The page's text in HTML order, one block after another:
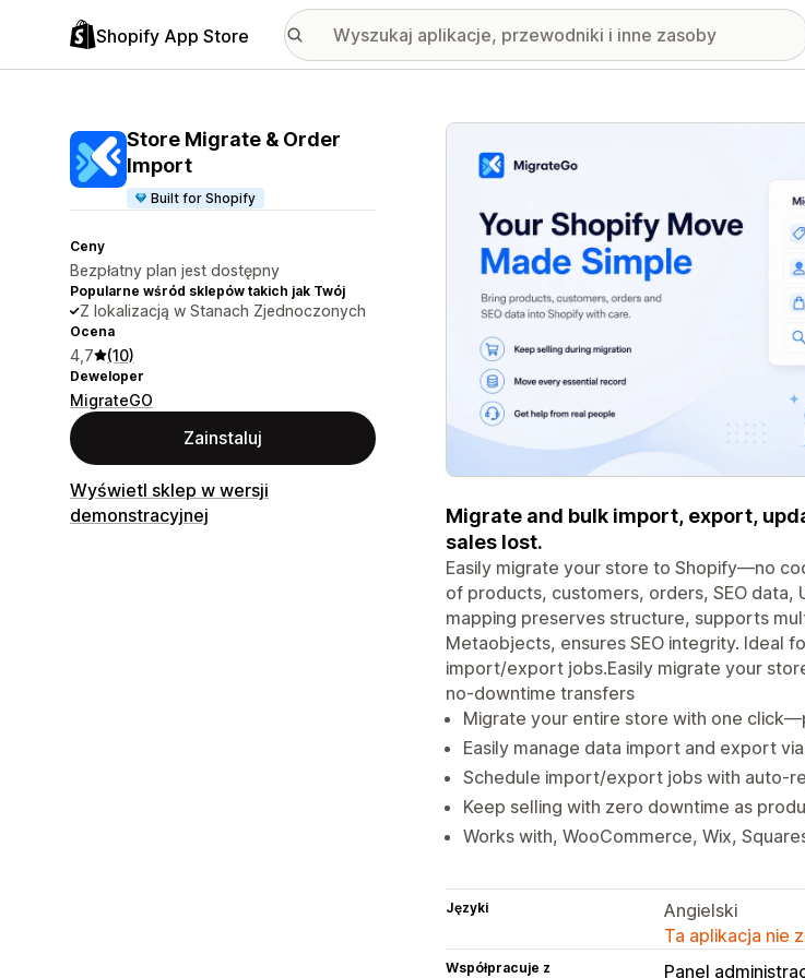
Shopify App Store
Store Migrate & Order
Import
Built for Shopify
Ceny
Bezpłatny plan jest dostępny
Popularne wśród sklepów takich jak Twój
Z lokalizacją w Stanach Zjednoczonych
Ocena
4,7 (10)
Deweloper
MigrateGO
Zainstaluj
Wyświetl sklep w wersji
demonstracyjnej
Wyróżnione obrazy w galerii
Migrate and bulk import, export,
sales lost.
Easily migrate your store to Shopify—no
of products, customers, orders, SEO data,
mapping preserves structure, supports
Metaobjects, ensures SEO integrity. Ideal
import/export jobs.Easily migrate your
no-downtime transfers
Migrate your entire store with one
Easily manage data import and export
Schedule import/export jobs with auto-
Keep selling with zero downtime as
Works with, WooCommerce, Wix,
Języki
Angielski
Ta aplikacja nie
Współpracuje z Panel